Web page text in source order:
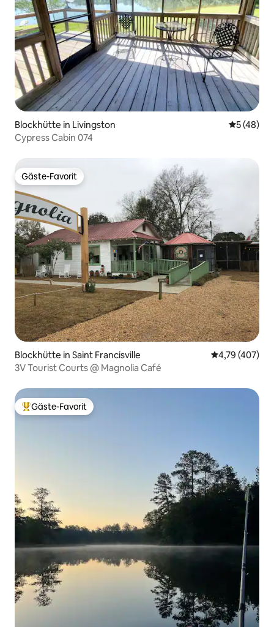
Blockhütte in Livingston
5 (48)
Cypress Cabin 074
Gäste-Favorit
Gäste-Favorit
Blockhütte in Saint Francisville
4,79 (407)
3V Tourist Courts @ Magnolia Café
Beliebter Gäste-Favorit.
Gäste-Favorit